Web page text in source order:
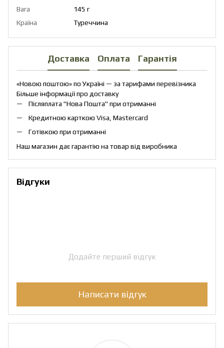
Вага
145 г
Країна
Туреччина
Доставка Оплата Гарантія
«Новою поштою» по Україні — за тарифами перевізника
Більше інформації про доставку
Післяплата "Нова Пошта" при отриманні
Кредитною карткою Visa, Mastercard
Готівкою при отриманні
Наш магазин дає гарантію на товар від виробника
Відгуки
Додайте перший відгук
Написати відгук